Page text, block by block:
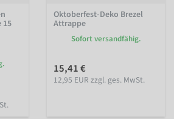
15
Oktoberfest-Deko Brezel
Attrappe
Sofort versandfähig.
15,41 €
12,95 EUR zzgl. ges. MwSt.